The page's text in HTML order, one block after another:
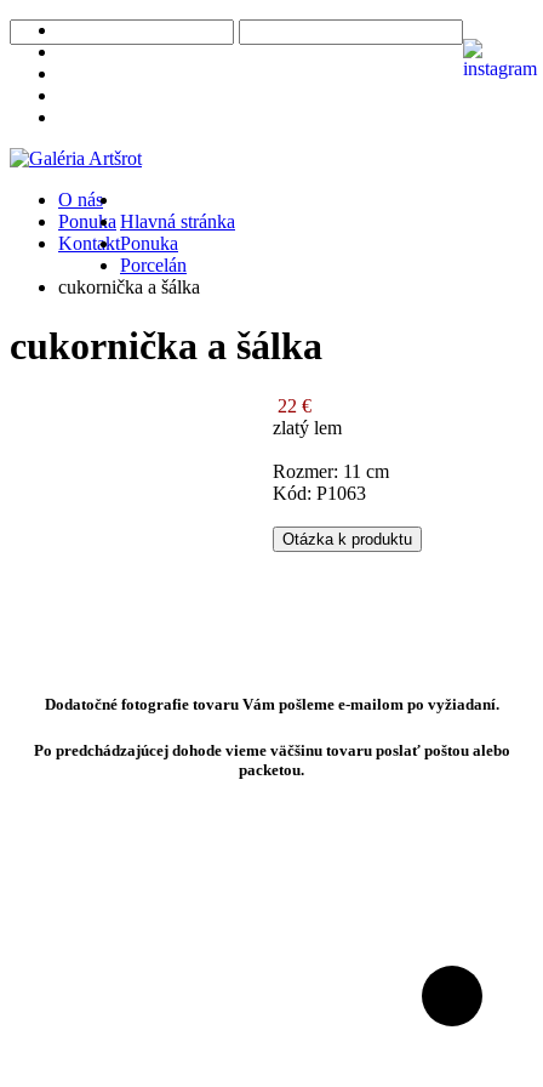
O nás
Ponuka
Kontakt
Hlavná stránka
Ponuka
Porcelán
cukornička a šálka
cukornička a šálka
22 €
zlatý lem
Rozmer: 11 cm
Kód: P1063
Otázka k produktu
Dodatočné fotografie tovaru Vám pošleme e-mailom po vyžiadaní.
Po predchádzajúcej dohode vieme väčšinu tovaru poslať poštou alebo
packetou.